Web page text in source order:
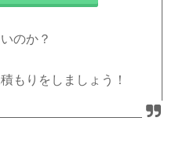
のか？
もりをしましょう！